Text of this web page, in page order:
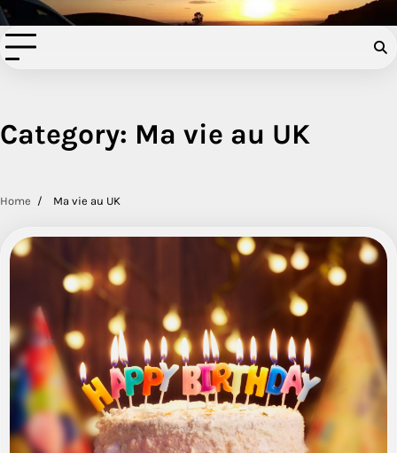
Skip
to
content
Filer à l'anglaise
Category: Ma vie au UK
Home Ma vie au UK